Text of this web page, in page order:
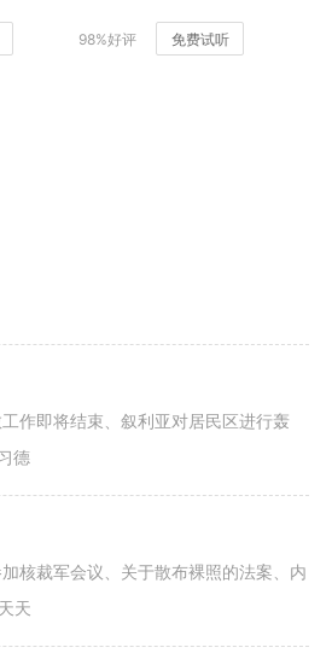
98%好评 免费试听
作即将结束、叙利亚对居民区进行轰
德
核裁军会议、关于散布裸照的法案、内
天